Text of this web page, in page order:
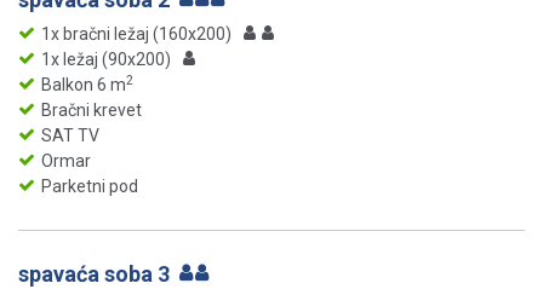
1x bračni ležaj (160x200)
1x ležaj (90x200)
Balkon 6 m2
Bračni krevet
SAT TV
Ormar
Parketni pod
spavaća soba 3